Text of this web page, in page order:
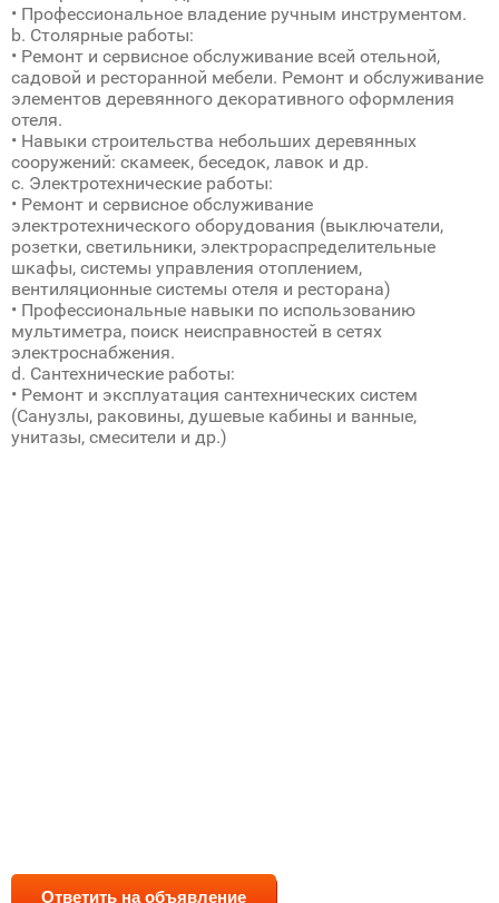
• Профессиональное владение ручным инструментом.
b. Столярные работы:
• Ремонт и сервисное обслуживание всей отельной,
садовой и ресторанной мебели. Ремонт и обслуживание
элементов деревянного декоративного оформления
отеля.
• Навыки строительства небольших деревянных
сооружений: скамеек, беседок, лавок и др.
c. Электротехнические работы:
• Ремонт и сервисное обслуживание
электротехнического оборудования (выключатели,
розетки, светильники, электрораспределительные
шкафы, системы управления отоплением,
вентиляционные системы отеля и ресторана)
• Профессиональные навыки по использованию
мультиметра, поиск неисправностей в сетях
электроснабжения.
d. Сантехнические работы:
• Ремонт и эксплуатация сантехнических систем
(Санузлы, раковины, душевые кабины и ванные,
унитазы, смесители и др.)